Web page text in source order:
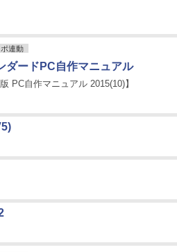
連動
ダードPC自作マニュアル
版 PC自作マニュアル 2015(10)】